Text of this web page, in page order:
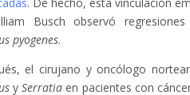
Busch observó
pyogenes.
el cirujano y oncólogo
ySerratia en pacientes con